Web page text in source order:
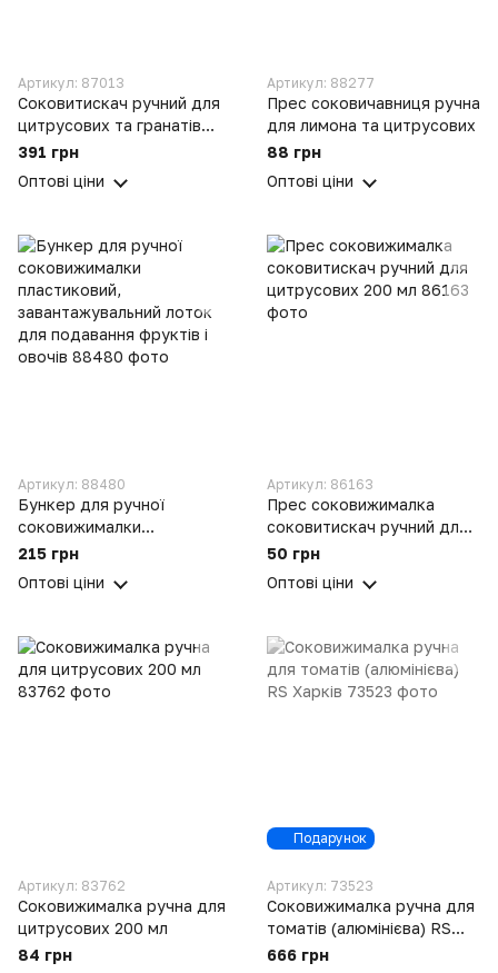
Артикул: 87013
Соковитискач ручний для
цитрусових та гранатів
600 мл зі стаканчиком
391 грн
Оптові ціни
Артикул: 88277
Прес соковичавниця ручна
для лимона та цитрусових
88 грн
Оптові ціни
Артикул: 88480
Бункер для ручної
соковижималки
пластиковий,
для подавання фруктів і
215 грн
Оптові ціни
Артикул: 86163
Прес соковижималка
соковитискач ручний для
цитрусових 200 мл
50 грн
Оптові ціни
Артикул: 83762
Соковижималка ручна для
цитрусових 200 мл
84 грн
Подарунок
Артикул: 73523
Соковижималка ручна для
томатів (алюмінієва) RS
Харків
666 грн